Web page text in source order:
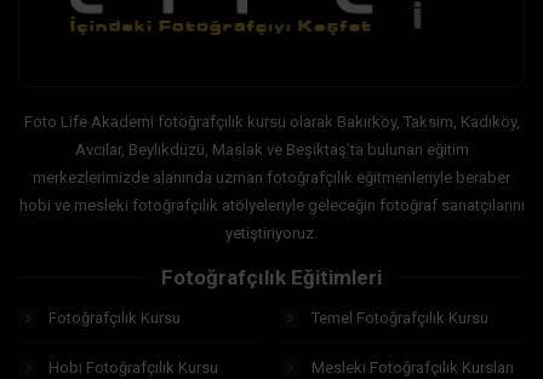
Foto Life Akademi fotoğrafçılık kursu olarak Bakırköy, Taksim, Kadıköy,
Avcılar, Beylikdüzü, Maslak ve Beşiktaş’ta bulunan eğitim
merkezlerimizde alanında uzman fotoğrafçılık eğitmenleriyle beraber
hobi ve mesleki fotoğrafçılık atölyeleriyle geleceğin fotoğraf sanatçılarını
yetiştiriyoruz.
Fotoğrafçılık Eğitimleri
Fotoğrafçılık Kursu Temel Fotoğrafçılık Kursu
Hobi Fotoğrafçılık Kursu Mesleki Fotoğrafçılık Kursları